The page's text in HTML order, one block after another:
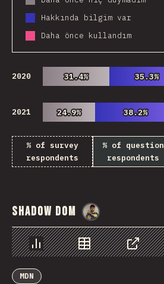
Hakkında bilgim var
Daha önce kullandım
2020 31.4%
31.4% 35.3%
35.3%
2021 24.9%
24.9% 38.2%
38.2%
% of survey
respondents
% of question
respondents
Shadow DOM
Chart Data Share
MDN